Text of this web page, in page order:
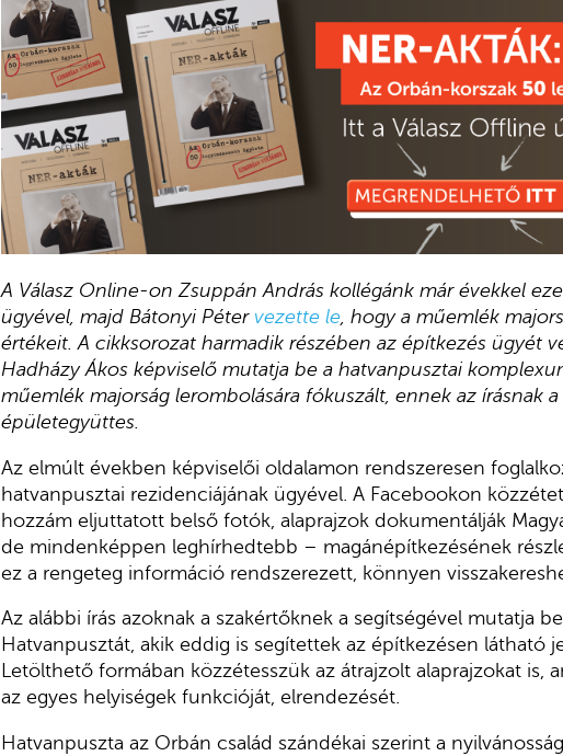
A Válasz Online-on Zsuppán András kollégánk már évekkel
ügyével, majd Bátonyi Péter vezette le, hogy a műemlék
értékeit. A cikksorozat harmadik részében az építkezés ügyét
Hadházy Ákos képviselő mutatja be a hatvanpusztai
műemlék majorság lerombolására fókuszált, ennek az írásnak
épületegyüttes.
Az elmúlt években képviselői oldalamon rendszeresen
hatvanpusztai rezidenciájának ügyével. A Facebookon
hozzám eljuttatott belső fotók, alaprajzok dokumentálják
de mindenképpen leghírhedtebb – magánépítkezésének
ez a rengeteg információ rendszerezett, könnyen
Az alábbi írás azoknak a szakértőknek a segítségével mutatja
Hatvanpusztát, akik eddig is segítettek az építkezésen látható
Letölthető formában közzétesszük az átrajzolt alaprajzokat is,
az egyes helyiségek funkcióját, elrendezését.
Hatvanpuszta az Orbán család szándékai szerint a